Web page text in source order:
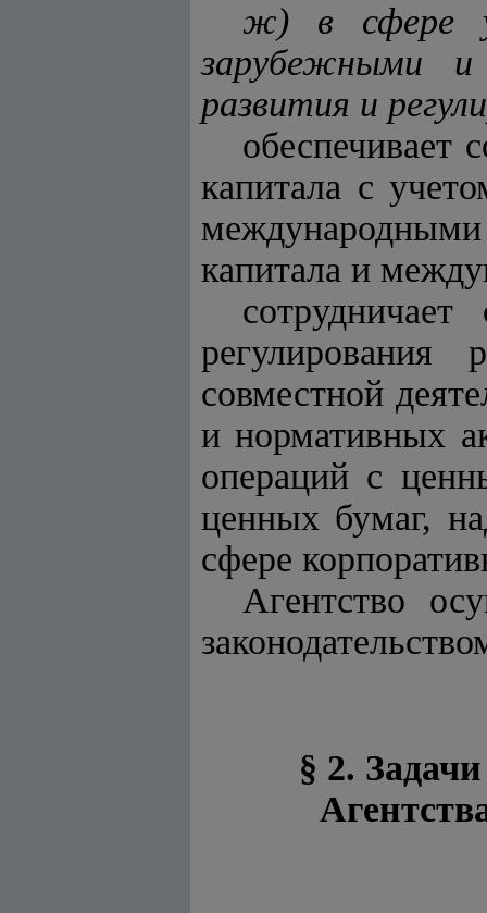
ж) в сфере
зарубежными
развития и
обеспечивает
капитала с
капитала и
совместной
и нормативных
операций с
ценных бумаг,
сфере
Агентство
§ 2.